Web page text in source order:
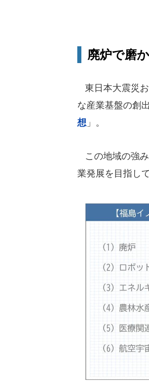
廃炉で磨
東日本大震災
な産業基盤の創
想 」。
この地域の強
業発展を目指して